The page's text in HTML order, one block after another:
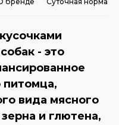
- это
вида мясного
и глютена,